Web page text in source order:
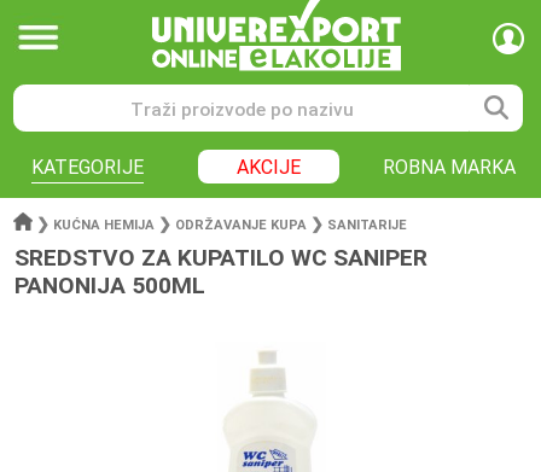
KATEGORIJE AKCIJE ROBNA MARKA
❯ KUĆNA HEMIJA ❯ ODRŽAVANJE KUPA ❯ SANITARIJE
SREDSTVO ZA KUPATILO WC SANIPER
PANONIJA 500ML